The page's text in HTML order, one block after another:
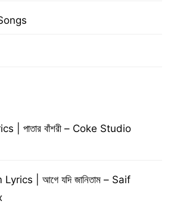
| পাতার বাঁশরী – Coke Studio
| আগে যদি জানিতাম – Saif